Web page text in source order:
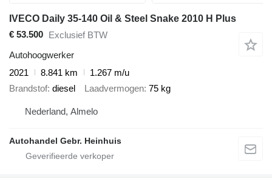
IVECO Daily 35-140 Oil & Steel Snake 2010 H Plus
€ 53.500 Exclusief BTW
Autohoogwerker
2021
8.841 km
1.267 m/u
Brandstof diesel Laadvermogen 75 kg
Nederland, Almelo
Autohandel Gebr. Heinhuis